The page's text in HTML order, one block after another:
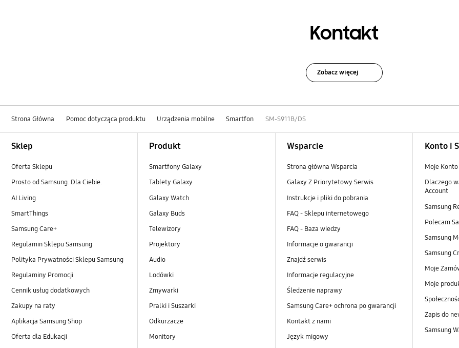
Kontakt
Zobacz więcej
Strona Główna Pomoc dotycząca produktu Urządzenia mobilne Smartfon SM-S911B/DS
Sklep
Oferta Sklepu
Prosto od Samsung. Dla Ciebie.
AI Living
SmartThings
Samsung Care+
Regulamin Sklepu Samsung
Polityka Prywatności Sklepu Samsung
Regulaminy Promocji
Cennik usług dodatkowych
Zakupy na raty
Aplikacja Samsung Shop
Oferta dla Edukacji
Produkt
Smartfony Galaxy
Tablety Galaxy
Galaxy Watch
Galaxy Buds
Telewizory
Projektory
Audio
Lodówki
Zmywarki
Pralki i Suszarki
Odkurzacze
Monitory
Wsparcie
Strona główna Wsparcia
Galaxy Z Priorytetowy Serwis
Instrukcje i pliki do pobrania
FAQ - Sklepu internetowego
FAQ - Baza wiedzy
Informacje o gwarancji
Znajdź serwis
Informacje regulacyjne
Śledzenie naprawy
Samsung Care+ ochrona po gwarancji
Kontakt z nami
Język migowy
Konto i
Moje Konto
Dlaczego
Account
Samsung
Polecam
Samsung
Samsung
Moje
Moje
Zapis do
Samsung